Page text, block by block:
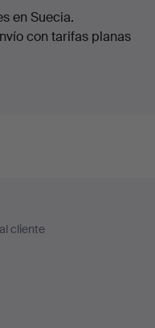
en Suecia.
con tarifas planas
cliente